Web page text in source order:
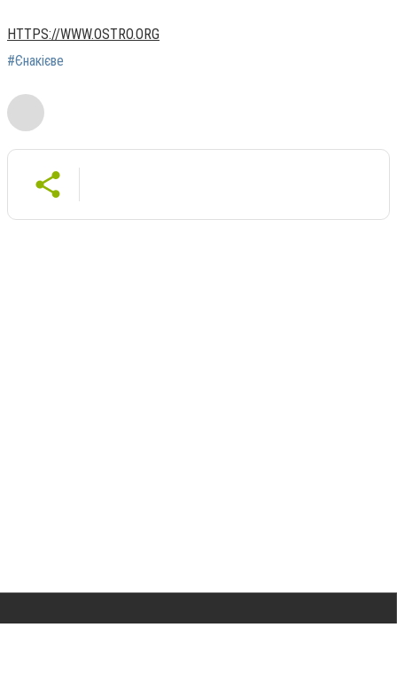
HTTPS://WWW.OSTRO.ORG
#Єнакієве